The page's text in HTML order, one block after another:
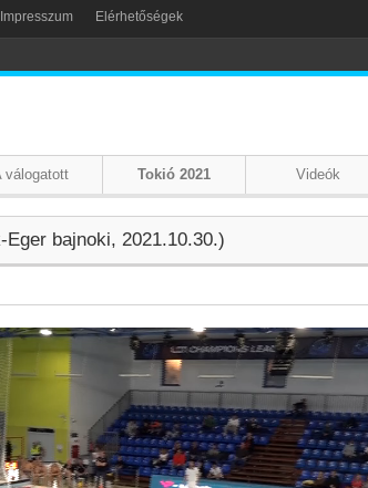
Impresszum Elérhetőségek
válogatott Tokió 2021 Videók
bajnoki, 2021.10.30.)